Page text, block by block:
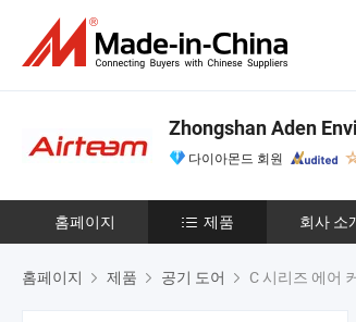
Zhongshan Aden
다이아몬드 회원
홈페이지 제품 회사 소
홈페이지 제품 공기 도어 C 시리즈 에어